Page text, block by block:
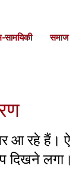
सामयिकी
आ रहे हैं।
दिखने